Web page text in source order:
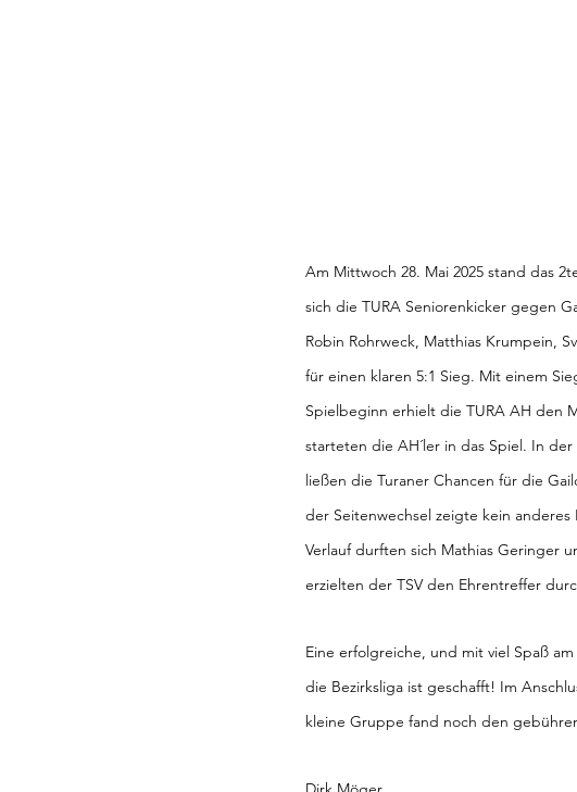
Am Mittwoch 28. Mai 2025 stand das
sich die TURA Seniorenkicker gegen
Robin Rohrweck, Matthias Krumpein,
für einen klaren 5:1 Sieg. Mit einem
Spielbeginn erhielt die TURA AH den
starteten die AH´ler in das Spiel. In
ließen die Turaner Chancen für die
der Seitenwechsel zeigte kein
Verlauf durften sich Mathias Geringer
erzielten der TSV den Ehrentreffer
Eine erfolgreiche, und mit viel Spaß
die Bezirksliga ist geschafft! Im
kleine Gruppe fand noch den